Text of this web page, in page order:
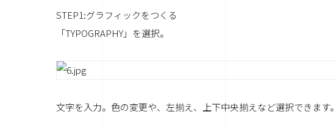
STEP1:グラフィックをつくる
「TYPOGRAPHY」を選択。
文字を入力。色の変更や、左揃え、上下中央揃えなど選択できま